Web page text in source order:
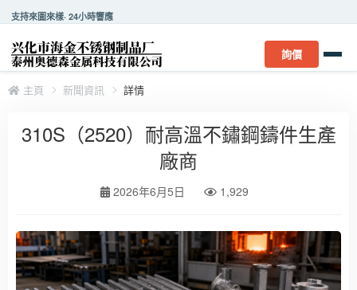
支持來圖來樣· 24小時響應
詢價
主頁 新聞資訊 詳情
310S（2520）耐高溫不鏽鋼鑄件生產
廠商
2026年6月5日 1,929